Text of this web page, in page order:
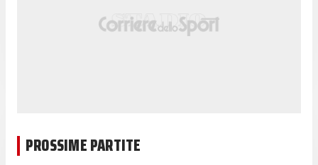
PROSSIME PARTITE